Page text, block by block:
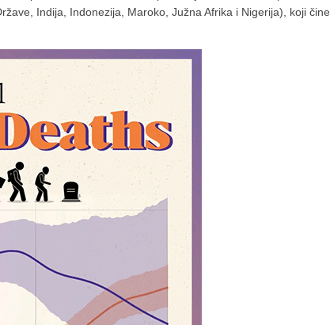
Indija, Indonezija, Maroko, Južna Afrika i Nigerija), koji čine